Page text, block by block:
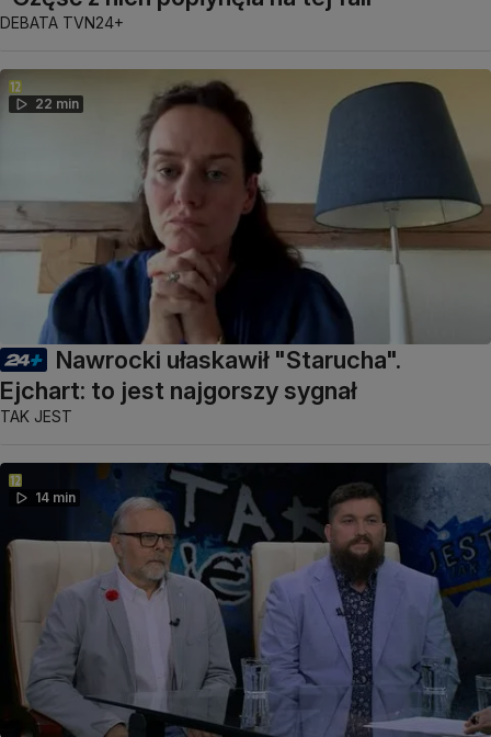
DEBATA TVN24+
22 min
Nawrocki ułaskawił "Starucha".
Ejchart: to jest najgorszy sygnał
TAK JEST
14 min